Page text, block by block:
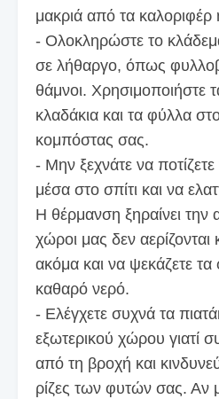
μακριά από τα καλοριφέρ
- Ολοκληρώστε το
σε λήθαργο, όπως
θάμνοι. Χρησιμοποιήστε
κλαδάκια και τα φύλλα
κομπόστας σας.
- Μην ξεχνάτε να ποτίζετε
μέσα στο σπίτι και να
H θέρμανση ξηραίνει την
χώροι μας δεν
ακόμα και να ψεκάζετε
καθαρό νερό.
- Ελέγχετε συχνά τα
εξωτερικού χώρου γιατί
από τη βροχή και
ρίζες των φυτών σας. Αν